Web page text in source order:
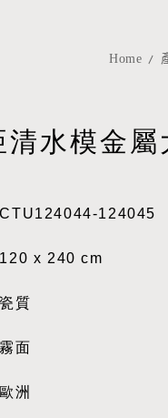
Home
清水模金屬
CTU124044-124045
120 x 240 cm
瓷質
霧面
歐洲